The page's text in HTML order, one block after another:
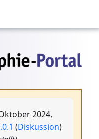
2024,
(Diskussion)